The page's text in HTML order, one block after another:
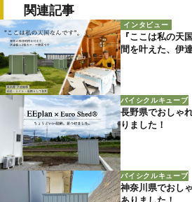
関連記事
インタビュー
『ここは私の天
間を叶えた、伊
バイシクルキューブ
長野県でおしゃ
りました！
バイシクルキューブ
神奈川県でおし
ありました！